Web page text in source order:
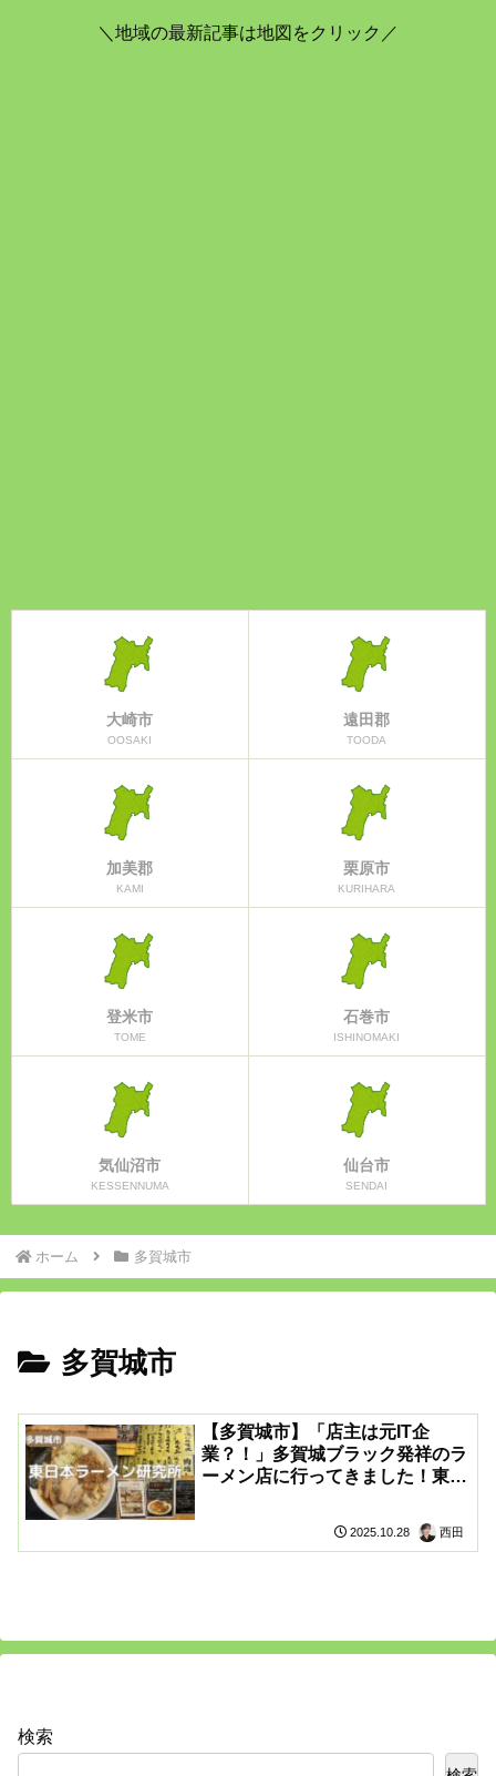
＼地域の最新記事は地図をクリック／
大崎市
OOSAKI
遠田郡
TOODA
加美郡
KAMI
栗原市
KURIHARA
登米市
TOME
石巻市
ISHINOMAKI
気仙沼市
KESSENNUMA
仙台市
SENDAI
ホーム 多賀城市
多賀城市
【多賀城市】「店主は元IT企
業？！」多賀城ブラック発祥のラ
ーメン店に行ってきました！東日
2025.10.28 西田
検索